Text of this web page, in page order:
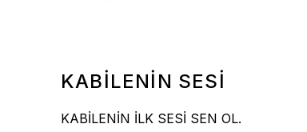
KABİLENİN SESİ
KABİLENİN İLK SESİ SEN OL.